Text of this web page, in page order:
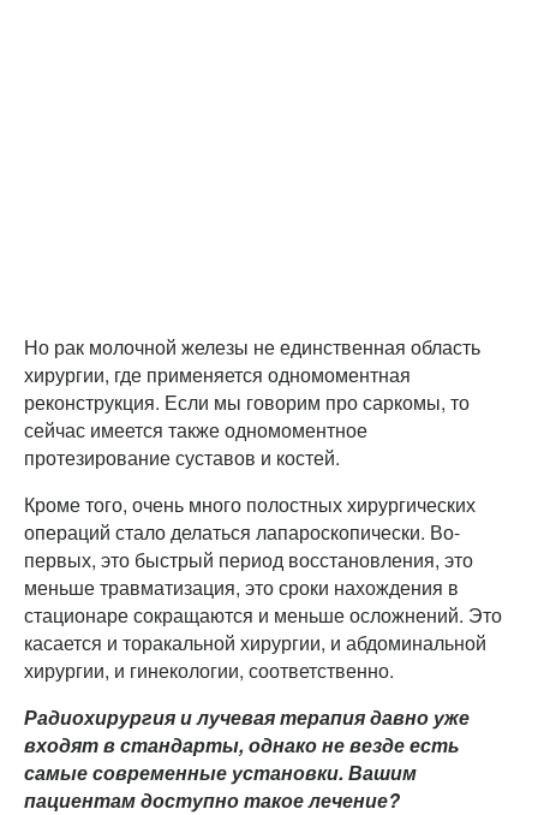
Но рак молочной железы не единственная область
хирургии, где применяется одномоментная
реконструкция. Если мы говорим про саркомы, то
сейчас имеется также одномоментное
протезирование суставов и костей.
Кроме того, очень много полостных хирургических
операций стало делаться лапароскопически. Во-
первых, это быстрый период восстановления, это
меньше травматизация, это сроки нахождения в
стационаре сокращаются и меньше осложнений. Это
касается и торакальной хирургии, и абдоминальной
хирургии, и гинекологии, соответственно.
Радиохирургия и лучевая терапия давно уже
входят в стандарты, однако не везде есть
самые современные установки. Вашим
пациентам доступно такое лечение?